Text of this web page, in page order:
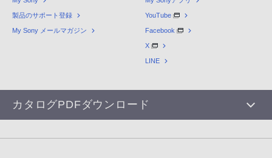
製品のサポート登録
My Sony メールマガジン
YouTube
Facebook
X
LINE
カタログPDFダウンロード